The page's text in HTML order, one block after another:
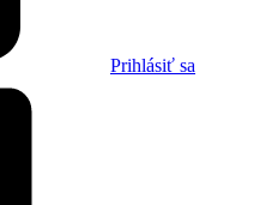
Prihlásiť sa